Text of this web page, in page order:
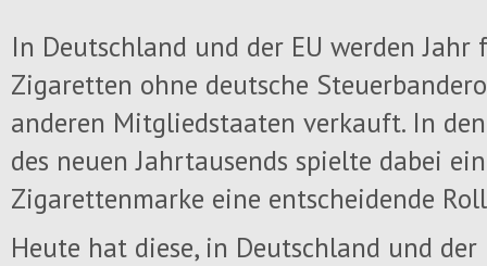
In Deutschland und der EU werden Jahr
Zigaretten ohne deutsche
anderen Mitgliedstaaten verkauft. In
des neuen Jahrtausends spielte dabei
Zigarettenmarke eine entscheidende
Heute hat diese, in Deutschland und der